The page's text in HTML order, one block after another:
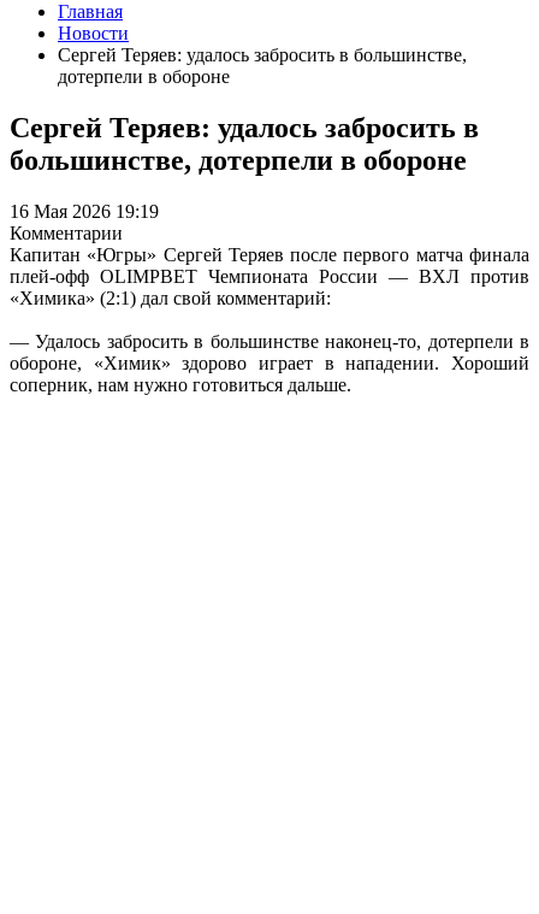
Главная
Новости
Сергей Теряев: удалось забросить в большинстве,
дотерпели в обороне
Сергей Теряев: удалось забросить в
большинстве, дотерпели в обороне
16 Мая 2026 19:19
Комментарии
Капитан «Югры» Сергей Теряев после первого матча финала
плей-офф OLIMPBET Чемпионата России — ВХЛ против
«Химика» (2:1) дал свой комментарий:
— Удалось забросить в большинстве наконец-то, дотерпели в
обороне, «Химик» здорово играет в нападении. Хороший
соперник, нам нужно готовиться дальше.